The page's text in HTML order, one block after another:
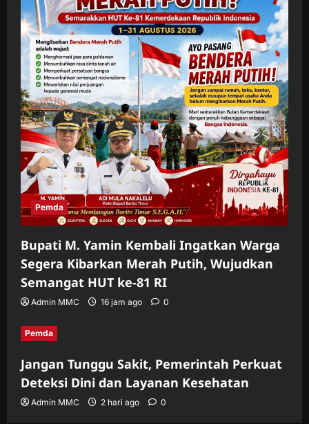
Pemda
Bupati M. Yamin Kembali Ingatkan Warga
Segera Kibarkan Merah Putih, Wujudkan
Semangat HUT ke-81 RI
Admin MMC 16 jam ago 0
Pemda
Jangan Tunggu Sakit, Pemerintah Perkuat
Deteksi Dini dan Layanan Kesehatan
Admin MMC 2 hari ago 0